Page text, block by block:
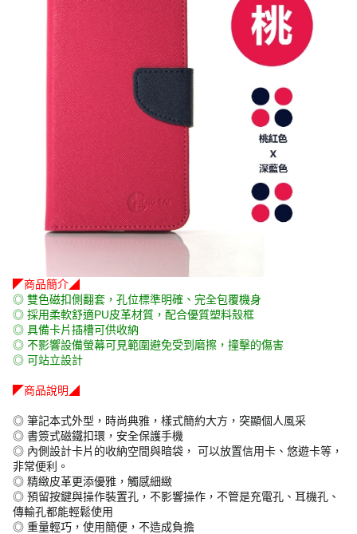
◤商品簡介◢
◎ 雙色磁扣側翻套，孔位標準明確、完全包覆機身
◎ 採用柔軟舒適PU皮革材質，配合優質塑料殼框
◎ 具備卡片插槽可供收納
◎ 不影響設備螢幕可見範圍避免受到磨擦，撞擊的傷害
◎ 可站立設計
◤商品說明◢
◎ 筆記本式外型，時尚典雅，樣式簡約大方，突顯個人風采
◎ 書簽式磁鐵扣環，安全保護手機
◎ 內側設計卡片的收納空間與暗袋， 可以放置信用卡、悠遊卡等，
非常便利。
◎ 精緻皮革更添優雅，觸感細緻
◎ 預留按鍵與操作裝置孔，不影響操作，不管是充電孔、耳機孔、
傳輸孔都能輕鬆使用
◎ 重量輕巧，使用簡便，不造成負擔